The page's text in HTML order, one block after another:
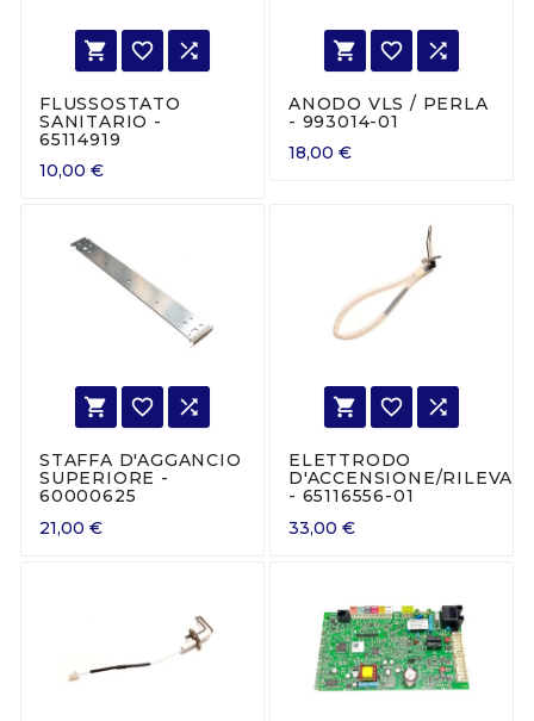
  
FLUSSOSTATO
SANITARIO -
65114919
10,00 €
  
ANODO VLS / PERLA
- 993014-01
18,00 €
  
STAFFA D'AGGANCIO
SUPERIORE -
60000625
21,00 €
  
ELETTRODO
D'ACCENSIONE/
- 65116556-01
33,00 €